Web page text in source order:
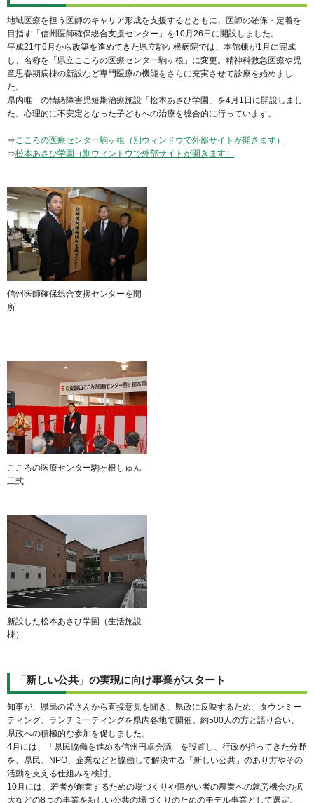
地域医療を担う医師のキャリア形成を支援するとともに、医師の確保・定着を
目指す「信州医師確保総合支援センター」を10月26日に開設しました。
平成21年6月から改築を進めてきた県立駒ケ根病院では、本館棟が1月に完成
し、名称を「県立こころの医療センター駒ヶ根」に変更。精神科救急医療や児
童思春期病棟の新設など専門医療の機能をさらに充実させて診療を始めまし
た。
県内唯一の情緒障害児短期治療施設「松本あさひ学園」を4月1日に開設しまし
た。心理的に不安定となった子どもへの治療を総合的に行っています。
⇒ こころの医療センター駒ヶ根（別ウィンドウで外部サイトが開きます）
⇒松本あさひ学園（別ウィンドウで外部サイトが開きます）
信州医師確保総合支援センターを開
所
こころの医療センター駒ヶ根しゅん
工式
新設した松本あさひ学園（生活施設
棟）
「新しい公共」の実現に向け事業がスタート
知事が、県民の皆さんから直接意見を聞き、県政に反映するため、タウンミー
ティング、ランチミーティングを県内各地で開催。約500人の方と語り合い、
県政への積極的な参加を促しました。
4月には、「県民協働を進める信州円卓会議」を設置し、行政が担ってきた分野
を、県民、NPO、企業などと協働して解決する「新しい公共」のあり方やその
活動を支える仕組みを検討。
10月には、若者が創業するための場づくりや障がい者の農業への就労機会の拡
大などの8つの事業を新しい公共の場づくりのためのモデル事業として選定。